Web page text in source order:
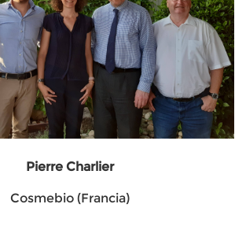
Pierre Charlier
Cosmebio (Francia)